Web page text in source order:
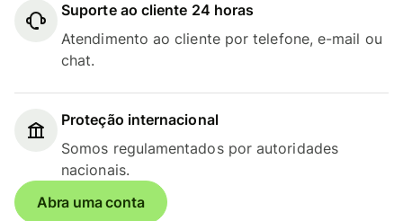
Suporte ao cliente 24 horas
Atendimento ao cliente por telefone, e-mail ou
chat.
Proteção internacional
Somos regulamentados por autoridades
nacionais.
Abra uma conta